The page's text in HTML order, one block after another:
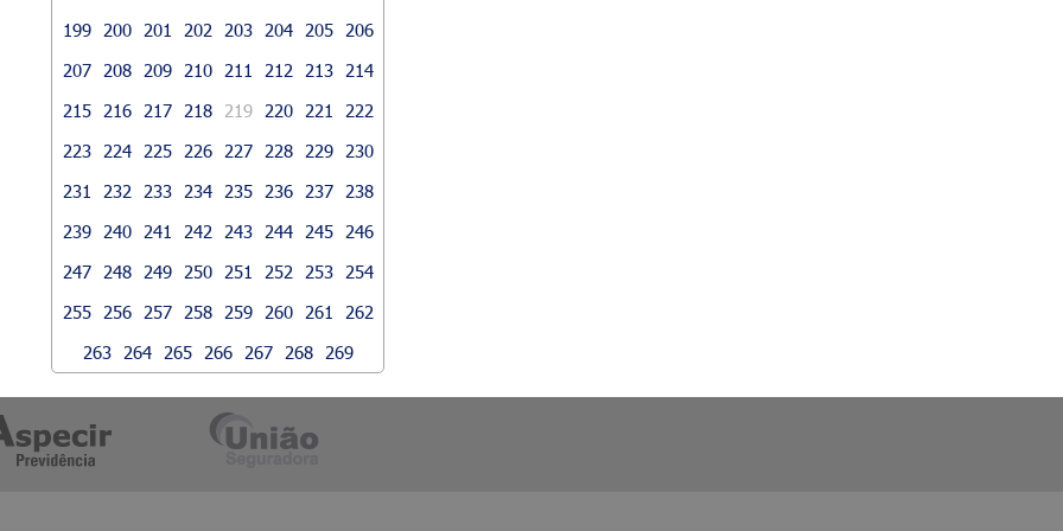
199
200 201 202 203 204 205
206
207
208 209 210 211 212 213
214
215
216 217 218 219 220 221
222
223
224 225 226 227 228 229
230
231
232 233 234 235 236 237
238
239
240 241 242 243 244 245
246
247
248 249 250 251 252 253
254
255
256 257 258 259 260 261
262
263
264 265 266 267 268 269